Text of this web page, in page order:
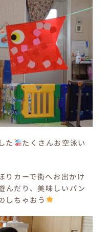
た
たくさんお空泳い
りカーで街へお出かけ
んだり、美味しいパン
しちゃおう